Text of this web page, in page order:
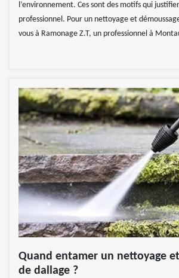
l’environnement. Ces sont des motifs qui
professionnel. Pour un nettoyage et
vous à Ramonage Z.T, un professionnel à
Quand entamer un nettoyage
de dallage ?